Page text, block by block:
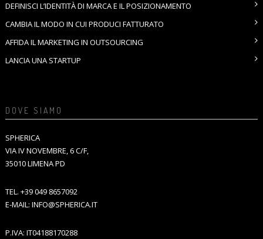
DEFINISCI L’IDENTITÀ DI MARCA E IL POSIZIONAMENTO
CAMBIA IL MODO IN CUI PRODUCI FATTURATO
AFFIDA IL MARKETING IN OUTSOURCING
LANCIA UNA STARTUP
DOVE SIAMO
SPHERICA
VIA IV NOVEMBRE, 6 C/F,
35010 LIMENA PD
TEL. +39 049 8657092
E-MAIL: INFO@SPHERICA.IT
P.IVA: IT04188170288